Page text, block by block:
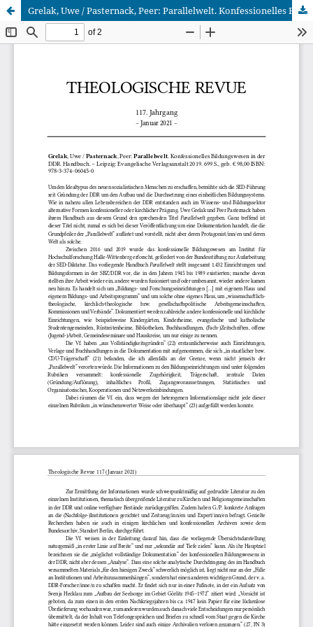
Grelak, Uwe / Pasternack, Peer: Parallelwelt. Konfessionelles Bildungswesen in der DDR. Handbuch